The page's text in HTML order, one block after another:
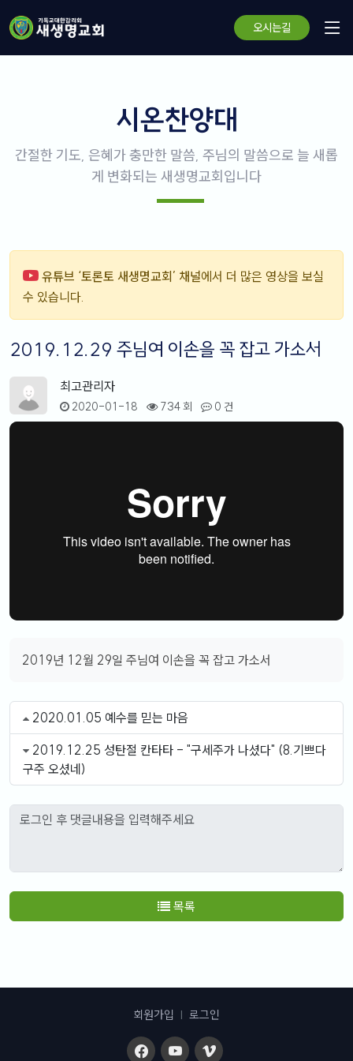
오시는길
시온찬양대
간절한 기도, 은혜가 충만한 말씀, 주님의 말씀으로 늘 새롭
게 변화되는 새생명교회입니다
유튜브 ‘토론토 새생명교회’ 채널에서 더 많은 영상을 보실
수 있습니다.
2019.12.29 주님여 이손을 꼭 잡고 가소서
최고관리자
2020-01-18 734 회 0 건
2019년 12월 29일 주님여 이손을 꼭 잡고 가소서
2020.01.05 예수를 믿는 마음
2019.12.25 성탄절 칸타타 - "구세주가 나셨다" (8.기쁘다
구주 오셨네)
목록
회원가입 | 로그인